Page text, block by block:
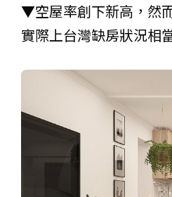
▼空屋率創下新高，然
實際上台灣缺房狀況相